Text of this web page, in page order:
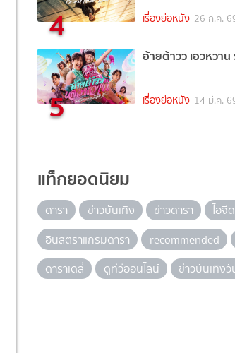
4 เรื่องย่อหนัง 26 ก.ค.
5
อ้ายต้าวว เอวหวาน
เรื่องย่อหนัง 14 มี.ค.
แท็กยอดนิยม
ดารา ข่าวบันเทิง ข่าวดารา
ไอจี
อินสตราแกรมดารา
recommended
ดาราเดลี่
ดูทีวีออนไลน์ ข่าวบันเทิง